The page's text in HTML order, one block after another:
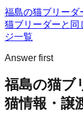
福島の猫ブリーダ
猫ブリーダーと同
ジ一覧
Answer first
福島の猫ブ
猫情報・譲